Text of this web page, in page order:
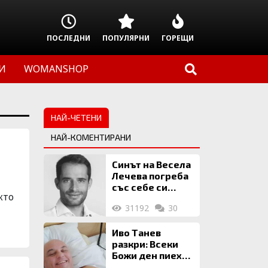
ПОСЛЕДНИ ПОПУЛЯРНИ ГОРЕЩИ
WOMANSHOP
НАЙ-ЧЕТЕНИ
НАЙ-КОМЕНТИРАНИ
Синът на Весела
Лечева погреба
със себе си
млн. евро
31192 30
Иво Танев
разкри: Всеки
Божи ден пиех